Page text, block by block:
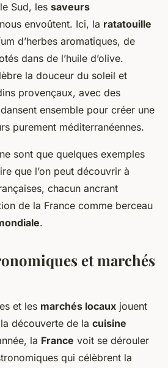
Sud, les saveurs
nous envoûtent. Ici, la ratatouille
d’herbes aromatiques, de
dans de l’huile d’olive.
la douceur du soleil et
provençaux, avec des
ensemble pour créer une
purement méditerranéennes.
sont que quelques exemples
que l’on peut découvrir à
chacun ancrant
de la France comme berceau
.
et marchés
et les marchés locaux jouent
découverte de la cuisine
la France voit se dérouler
qui célèbrent la